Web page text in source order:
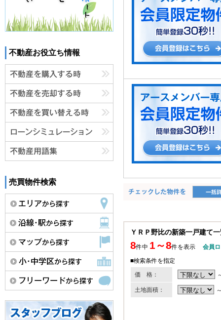
ＹＲＰ野比の新築一戸建て
8件中 1～8件を表示
会員
■検索条件を指定
価 格：
土地面積：
不動産お役立ち情報
売買物件検索